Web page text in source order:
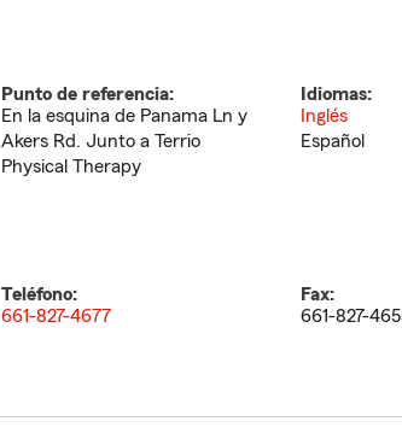
Punto de referencia:
En la esquina de Panama Ln y
Akers Rd. Junto a Terrio
Physical Therapy
Idiomas:
Inglés
Español
Teléfono:
661-827-4677
Fax:
661-827-